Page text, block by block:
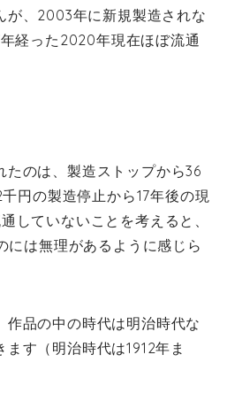
が、2003年に新規製造されな
経った2020年現在ほぼ流通
たのは、製造ストップから36
円の製造停止から17年後の現
していないことを考えると、
には無理があるように感じら
作品の中の時代は明治時代な
す（明治時代は1912年ま